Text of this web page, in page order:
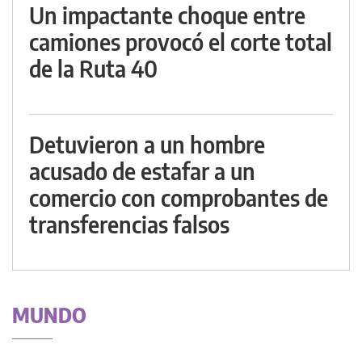
Un impactante choque entre
camiones provocó el corte total
de la Ruta 40
Detuvieron a un hombre
acusado de estafar a un
comercio con comprobantes de
transferencias falsos
MUNDO